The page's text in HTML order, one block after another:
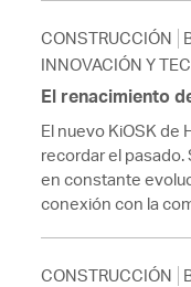
CONSTRUCCIÓN
INNOVACIÓN Y
El renacimiento
El nuevo KiOSK de
recordar el
en constante
conexión con la
CONSTRUCCIÓN